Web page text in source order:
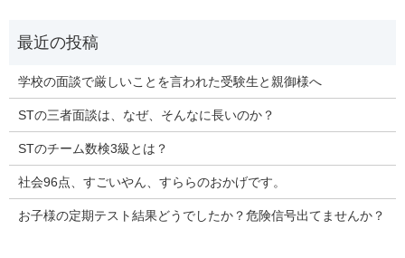
学校の面談で厳しいことを言われた受験生と親御様へ
STの三者面談は、なぜ、そんなに長いのか？
STのチーム数検3級とは？
社会96点、すごいやん、すららのおかげです。
お子様の定期テスト結果どうでしたか？危険信号出てませんか？